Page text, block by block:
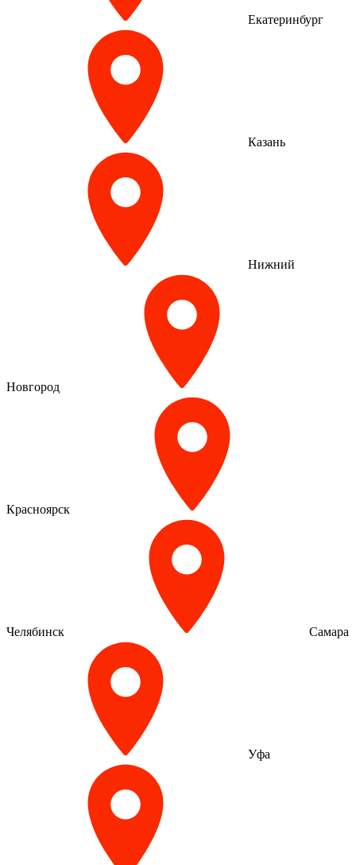
Екатеринбург
Казань
Нижний
Новгород
Красноярск
Челябинск Самара
Уфа